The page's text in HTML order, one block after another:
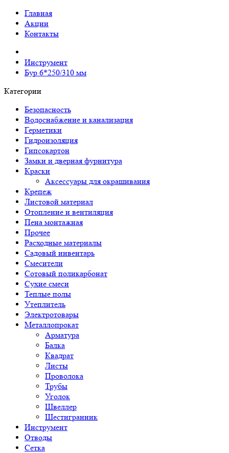
Главная
Акции
Контакты
Инструмент
Бур 6*250/310 мм
Категории
Безопасность
Водоснабжение и канализация
Герметики
Гидроизоляция
Гипсокартон
Замки и дверная фурнитура
Краски
Аксессуары для окрашивания
Крепеж
Листовой материал
Отопление и вентиляция
Пена монтажная
Прочее
Расходные материалы
Садовый инвентарь
Смесители
Сотовый поликарбонат
Сухие смеси
Теплые полы
Утеплитель
Электротовары
Металлопрокат
Арматура
Балка
Квадрат
Листы
Проволока
Трубы
Уголок
Швеллер
Шестигранник
Инструмент
Отводы
Сетка